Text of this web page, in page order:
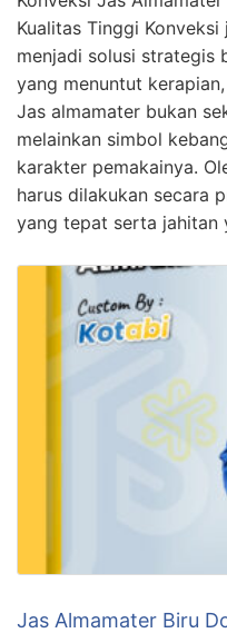
Kualitas Tinggi
menjadi solusi strategis
yang menuntut
Jas almamater bukan
melainkan simbol
karakter pemakainya.
harus dilakukan secara
yang tepat serta jahitan
Jas Almamater Biru